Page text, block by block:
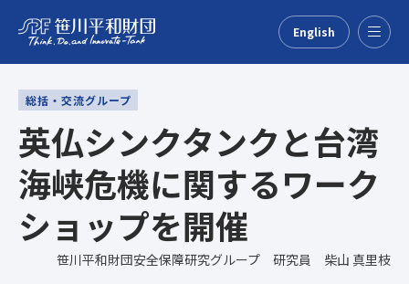
English
総括・交流グループ
英仏シンクタンクと台湾
海峡危機に関するワーク
ショップを開催
笹川平和財団安全保障研究グループ 研究員 柴山 真里枝